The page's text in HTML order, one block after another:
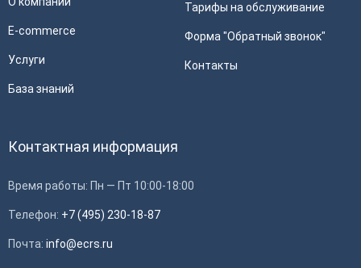
E-commerce
Услуги
База знаний
Тарифы на обслуживание
Форма "Обратный звонок"
Контакты
Контактная информация
Время работы: Пн — Пт 10:00-18:00
Телефон: +7 (495) 230-18-87
Почта: info@ecrs.ru